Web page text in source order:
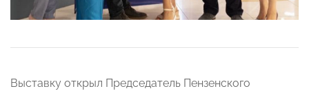
Выставку открыл Председатель Пензенского